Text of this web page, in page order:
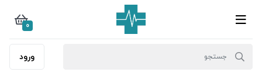
0
ورود